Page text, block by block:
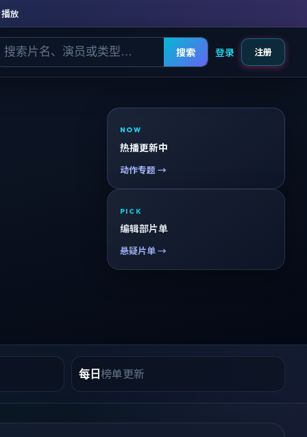
放
搜索 登录 注册
NOW
热播更新中
动作专题 →
PICK
编辑部片单
悬疑片单 →
每日榜单更新